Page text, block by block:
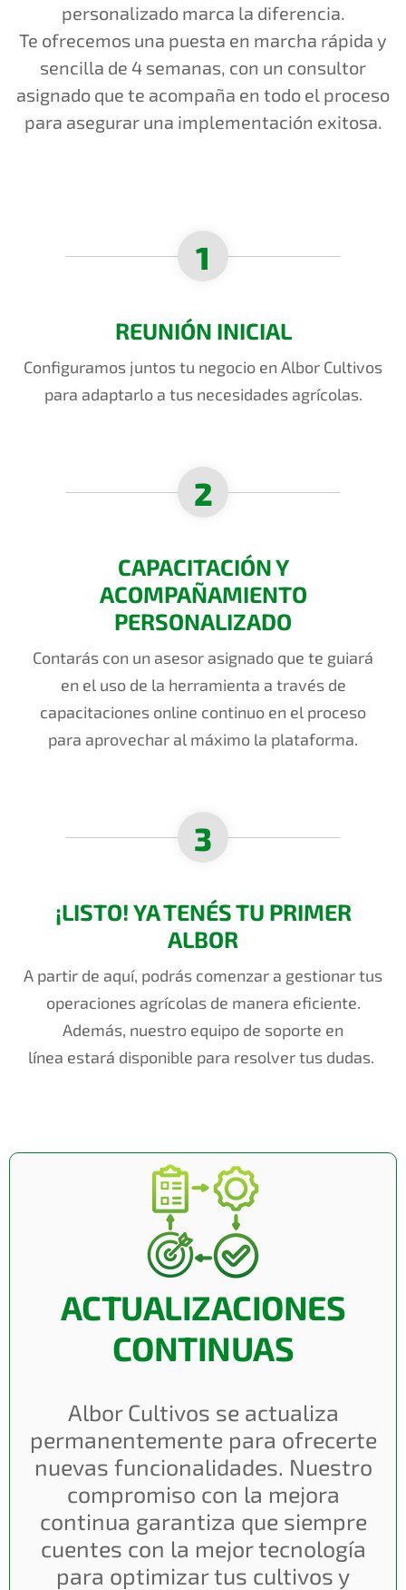
personalizado marca la diferencia.
Te ofrecemos una puesta en marcha rápida y
sencilla de 4 semanas, con un consultor
asignado que te acompaña en todo el proceso
para asegurar una implementación exitosa.
1
REUNIÓN INICIAL
Configuramos juntos tu negocio en Albor Cultivos
para adaptarlo a tus necesidades agrícolas.
2
CAPACITACIÓN Y
ACOMPAÑAMIENTO
PERSONALIZADO
Contarás con un asesor asignado que te guiará
en el uso de la herramienta a través de
capacitaciones online continuo en el proceso
para aprovechar al máximo la plataforma.
3
¡LISTO! YA TENÉS TU PRIMER
ALBOR
A partir de aquí, podrás comenzar a gestionar tus
operaciones agrícolas de manera eficiente.
Además, nuestro equipo de soporte en
línea estará disponible para resolver tus dudas.
ACTUALIZACIONES
CONTINUAS
Albor Cultivos se actualiza
permanentemente para ofrecerte
nuevas funcionalidades. Nuestro
compromiso con la mejora
continua garantiza que siempre
cuentes con la mejor tecnología
para optimizar tus cultivos y